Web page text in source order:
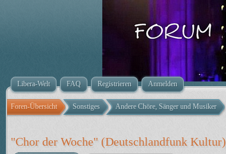
Libera-Welt FAQ Registrieren Anmelden
Foren-Übersicht Sonstiges Andere Chöre, Sänger und Musiker
"Chor der Woche" (Deutschlandfunk Kultur)